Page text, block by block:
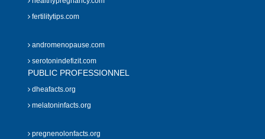
fertilitytips.com
andromenopause.com
serotonindefizit.com
PUBLIC PROFESSIONNEL
dheafacts.org
melatoninfacts.org
pregnenolonfacts.org